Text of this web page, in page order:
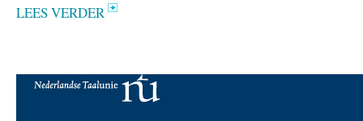
LEES VERDER